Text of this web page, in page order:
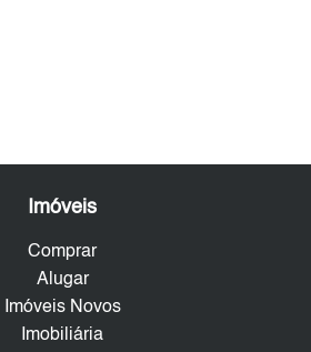
Imóveis
Comprar
Alugar
Imóveis Novos
Imobiliária